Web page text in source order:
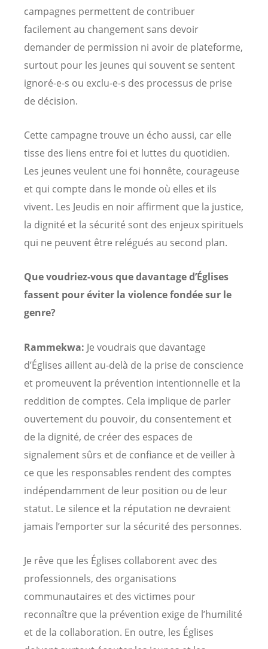
campagnes permettent de contribuer
facilement au changement sans devoir
demander de permission ni avoir de plateforme,
surtout pour les jeunes qui souvent se sentent
ignoré-e-s ou exclu-e-s des processus de prise
de décision.
Cette campagne trouve un écho aussi, car elle
tisse des liens entre foi et luttes du quotidien.
Les jeunes veulent une foi honnête, courageuse
et qui compte dans le monde où elles et ils
vivent. Les Jeudis en noir affirment que la justice,
la dignité et la sécurité sont des enjeux spirituels
qui ne peuvent être relégués au second plan.
Que voudriez-vous que davantage d’Églises
fassent pour éviter la violence fondée sur le
genre?
Rammekwa: Je voudrais que davantage
d’Églises aillent au-delà de la prise de conscience
et promeuvent la prévention intentionnelle et la
reddition de comptes. Cela implique de parler
ouvertement du pouvoir, du consentement et
de la dignité, de créer des espaces de
signalement sûrs et de confiance et de veiller à
ce que les responsables rendent des comptes
indépendamment de leur position ou de leur
statut. Le silence et la réputation ne devraient
jamais l’emporter sur la sécurité des personnes.
Je rêve que les Églises collaborent avec des
professionnels, des organisations
communautaires et des victimes pour
reconnaître que la prévention exige de l’humilité
et de la collaboration. En outre, les Églises